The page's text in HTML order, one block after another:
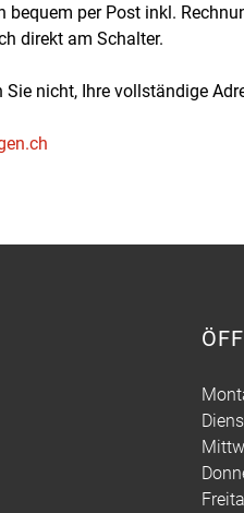
bequem per Post inkl.
direkt am Schalter.
Sie nicht, Ihre vollständige